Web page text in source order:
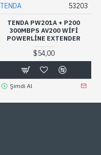
TENDA 53203
TENDA PW201A + P200
300MBPS AV200 WIFI
POWERLINE EXTENDER
$54,00
Şimdi Al